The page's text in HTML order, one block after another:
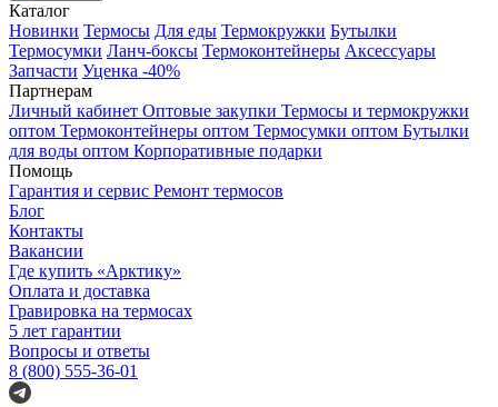
Каталог
Новинки Термосы Для еды Термокружки Бутылки
Термосумки Ланч-боксы Термоконтейнеры Аксессуары
Запчасти Уценка -40%
Партнерам
Личный кабинет Оптовые закупки Термосы и термокружки
оптом Термоконтейнеры оптом Термосумки оптом Бутылки
для воды оптом Корпоративные подарки
Помощь
Гарантия и сервис Ремонт термосов
Блог
Контакты
Вакансии
Где купить «Арктику»
Оплата и доставка
Гравировка на термосах
5 лет гарантии
Вопросы и ответы
8 (800) 555-36-01